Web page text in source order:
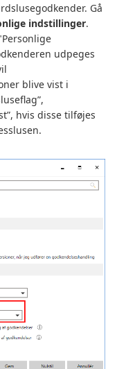
Gå
indstillinger.
udpeges
blive vist i
hvis disse tilføjes